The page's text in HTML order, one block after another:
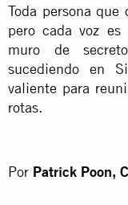
Toda persona
pero cada voz
muro de
sucediendo en
valiente para
rotas.
Por Patrick Poon,